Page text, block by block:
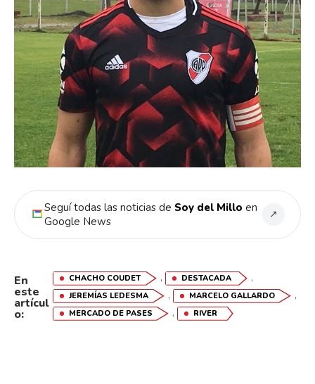
Seguí todas las noticias de Soy del Millo en
Google News
↗
En
este
artícul
o:
CHACHO COUDET , DESTACADA ,
JEREMÍAS LEDESMA , MARCELO GALLARDO ,
MERCADO DE PASES , RIVER